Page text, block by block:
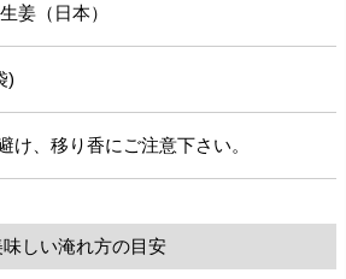
姜（日本）
)
け、移り香にご注意下さい。
味しい淹れ方の目安